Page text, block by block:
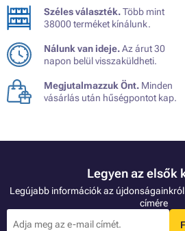
Széles választék.Több mint
38000 terméket kínálunk.
Nálunk van ideje.Az árut 30
napon belül visszaküldheti.
Megjutalmazzuk Önt. Minden
vásárlás után hűségpontot kap.
Legyen az elsők
Legújabb információk az
címére